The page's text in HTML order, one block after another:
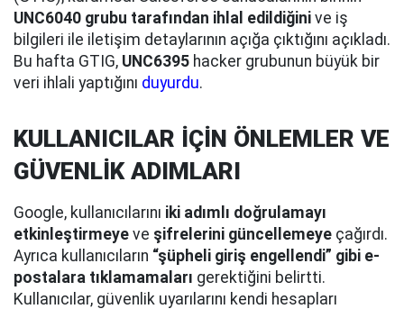
UNC6040 grubu tarafından ihlal edildiğini ve iş
bilgileri ile iletişim detaylarının açığa çıktığını açıkladı.
Bu hafta GTIG, UNC6395 hacker grubunun büyük bir
veri ihlali yaptığını duyurdu.
KULLANICILAR İÇİN ÖNLEMLER VE
GÜVENLİK ADIMLARI
Google, kullanıcılarını iki adımlı doğrulamayı
etkinleştirmeye ve şifrelerini güncellemeye çağırdı.
Ayrıca kullanıcıların “şüpheli giriş engellendi” gibi e-
postalara tıklamamaları gerektiğini belirtti.
Kullanıcılar, güvenlik uyarılarını kendi hesapları